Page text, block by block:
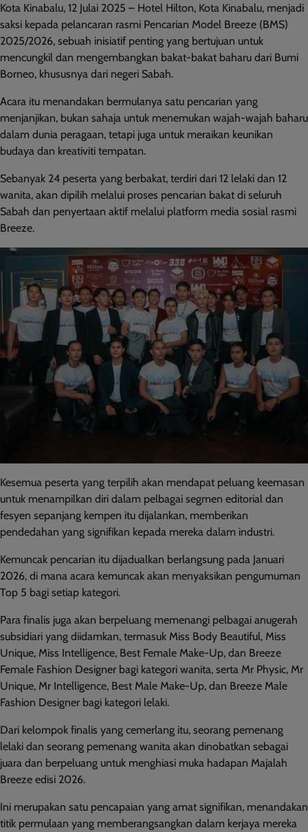
Kota Kinabalu, 12 Julai 2025 – Hotel Hilton, Kota Kinabalu, menjadi
saksi kepada pelancaran rasmi Pencarian Model Breeze (BMS)
2025/2026, sebuah inisiatif penting yang bertujuan untuk
mencungkil dan mengembangkan bakat-bakat baharu dari Bumi
Borneo, khususnya dari negeri Sabah.
Acara itu menandakan bermulanya satu pencarian yang
menjanjikan, bukan sahaja untuk menemukan wajah-wajah baharu
dalam dunia peragaan, tetapi juga untuk meraikan keunikan
budaya dan kreativiti tempatan.
Sebanyak 24 peserta yang berbakat, terdiri dari 12 lelaki dan 12
wanita, akan dipilih melalui proses pencarian bakat di seluruh
Sabah dan penyertaan aktif melalui platform media sosial rasmi
Breeze.
Kesemua peserta yang terpilih akan mendapat peluang keemasan
untuk menampilkan diri dalam pelbagai segmen editorial dan
fesyen sepanjang kempen itu dijalankan, memberikan
pendedahan yang signifikan kepada mereka dalam industri.
Kemuncak pencarian itu dijadualkan berlangsung pada Januari
2026, di mana acara kemuncak akan menyaksikan pengumuman
Top 5 bagi setiap kategori.
Para finalis juga akan berpeluang memenangi pelbagai anugerah
subsidiari yang diidamkan, termasuk Miss Body Beautiful, Miss
Unique, Miss Intelligence, Best Female Make-Up, dan Breeze
Female Fashion Designer bagi kategori wanita, serta Mr Physic, Mr
Unique, Mr Intelligence, Best Male Make-Up, dan Breeze Male
Fashion Designer bagi kategori lelaki.
Dari kelompok finalis yang cemerlang itu, seorang pemenang
lelaki dan seorang pemenang wanita akan dinobatkan sebagai
juara dan berpeluang untuk menghiasi muka hadapan Majalah
Breeze edisi 2026.
Ini merupakan satu pencapaian yang amat signifikan, menandakan
titik permulaan yang memberangsangkan dalam kerjaya mereka